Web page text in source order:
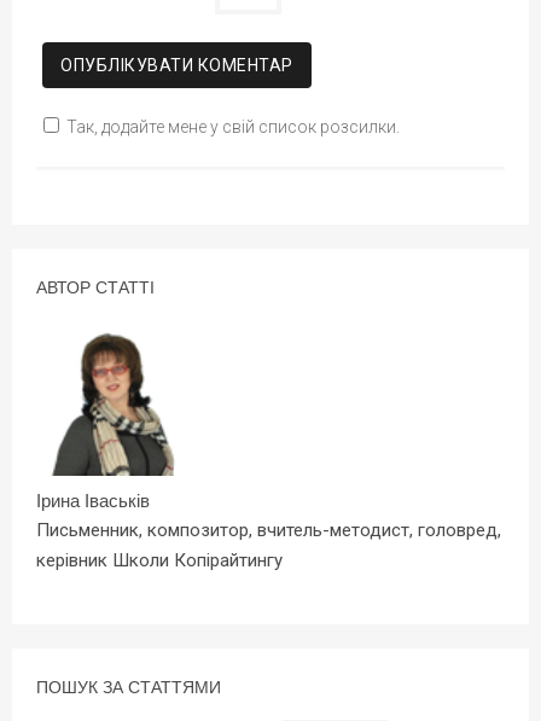
Так, додайте мене у свій список розсилки.
АВТОР СТАТТІ
Ірина Іваськів
Письменник, композитор, вчитель-методист, головред,
керівник Школи Копірайтингу
ПОШУК ЗА СТАТТЯМИ